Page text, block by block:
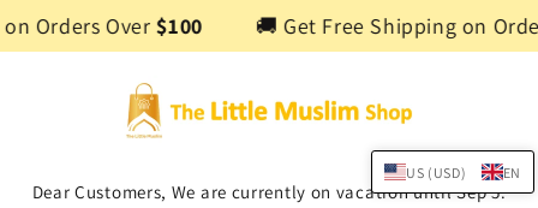
Orders Over $100 🚚 Get Free Shipping on
Skip to
content
Dear Customers, We are currently on vacation until Sep 5.
US (USD) EN